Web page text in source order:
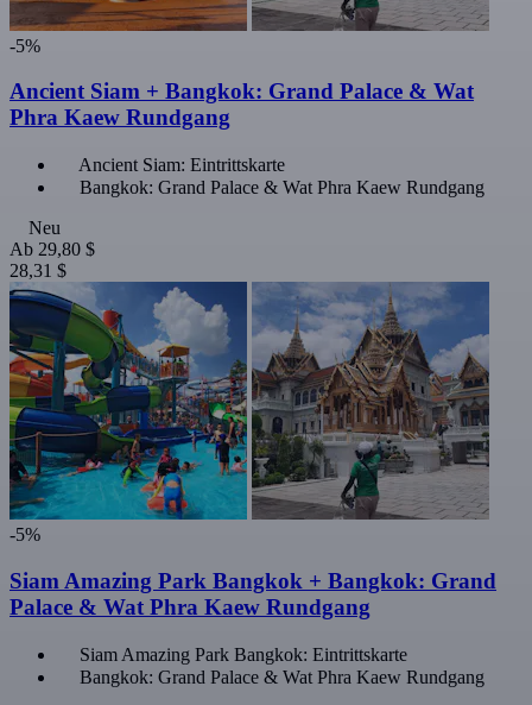
-5%
Ancient Siam + Bangkok: Grand Palace & Wat
Phra Kaew Rundgang
Ancient Siam: Eintrittskarte
Bangkok: Grand Palace & Wat Phra Kaew Rundgang
Neu
Ab 29,80 $
28,31 $
-5%
Siam Amazing Park Bangkok + Bangkok: Grand
Palace & Wat Phra Kaew Rundgang
Siam Amazing Park Bangkok: Eintrittskarte
Bangkok: Grand Palace & Wat Phra Kaew Rundgang